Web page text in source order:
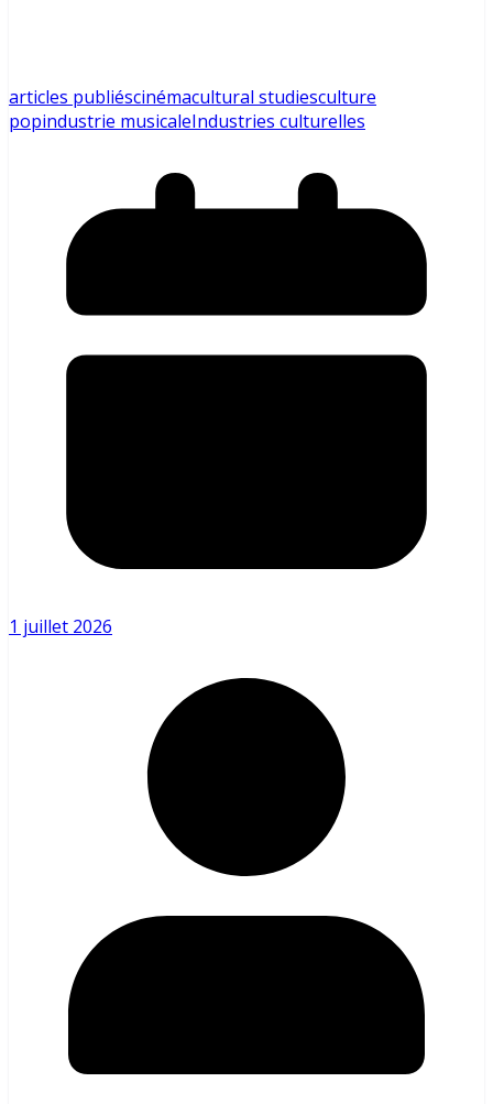
articles publiéscinémacultural studiesculture
popindustrie musicaleIndustries culturelles
1 juillet 2026